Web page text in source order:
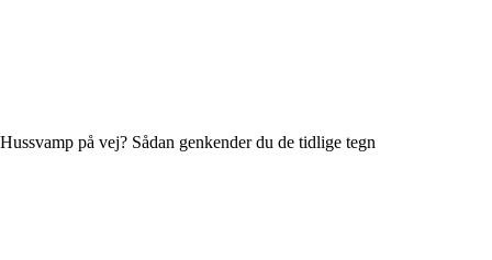
Hussvamp på vej? Sådan genkender du de tidlige tegn